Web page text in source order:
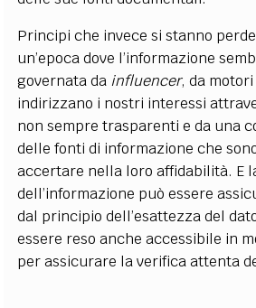
Principi che invece si stanno
un’epoca dove l’informazione
governata da influencer, da
indirizzano i nostri interessi
non sempre trasparenti e da una
delle fonti di informazione che
accertare nella loro affidabilità. E
dell’informazione può essere
dal principio dell’esattezza del
essere reso anche accessibile in
per assicurare la verifica attenta